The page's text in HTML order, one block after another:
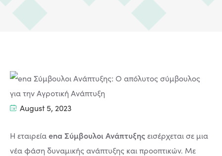
August 5, 2023
Η εταιρείαena Σύμβουλοι Ανάπτυξηςεισέρχεται σε μια
νέα φάση δυναμικής ανάπτυξης και προοπτικών. Με